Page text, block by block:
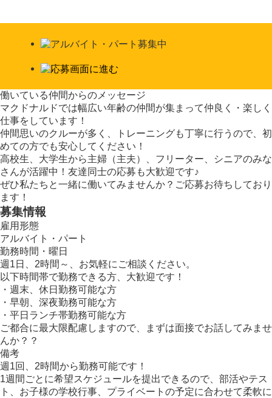
働いている仲間からのメッセージ
マクドナルドでは幅広い年齢の仲間が集まって仲良く・楽しく
仕事をしています！
仲間思いのクルーが多く、トレーニングも丁寧に行うので、初
めての方でも安心してください！
高校生、大学生から主婦（主夫）、フリーター、シニアのみな
さんが活躍中！友達同士の応募も大歓迎です♪
ぜひ私たちと一緒に働いてみませんか？ご応募お待ちしており
ます！
募集情報
雇用形態
アルバイト・パート
勤務時間・曜日
週1日、2時間～、お気軽にご相談ください。
以下時間帯で勤務できる方、大歓迎です！
・週末、休日勤務可能な方
・早朝、深夜勤務可能な方
・平日ランチ帯勤務可能な方
ご都合に最大限配慮しますので、まずは面接でお話してみませ
んか？？
備考
週1回、2時間から勤務可能です！
1週間ごとに希望スケジュールを提出できるので、部活やテス
ト、お子様の学校行事、プライベートの予定に合わせて柔軟に